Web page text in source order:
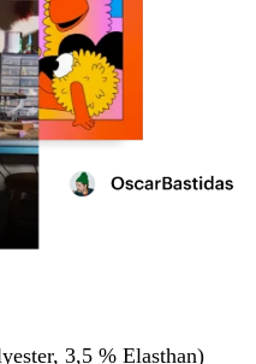
3,5 % Elasthan)